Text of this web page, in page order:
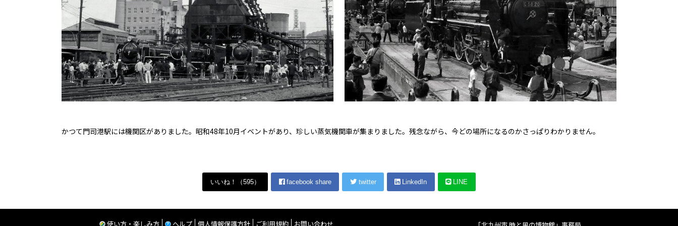
かつて門司港駅には機関区がありました。昭和48年10月イベントがあり、珍しい蒸気機関車が集まりました。残念ながら、今どの場所になるのかさっぱりわかりません。
いいね！（595） facebook share twitter LinkedIn LINE
使い方・楽しみ方 ヘルプ 個人情報保護方針 ご利用規約 お問い合わせ